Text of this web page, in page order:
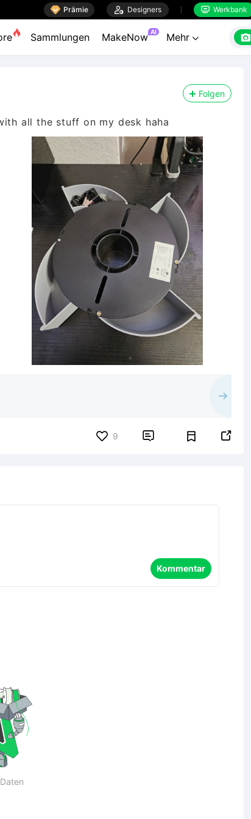
 Prämie  Designers  Werkbank
 Sammlungen MakeNow AI Mehr  
Folgen
all the stuff on my desk haha
9  
Kommentar